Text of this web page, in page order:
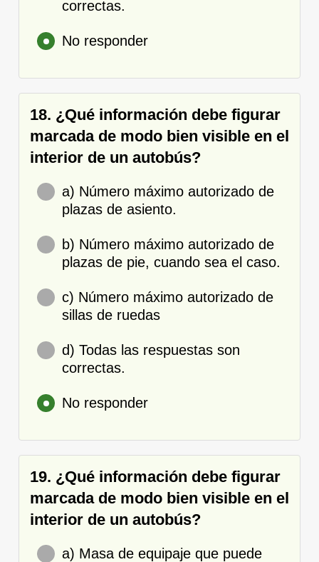
correctas.
No responder
18. ¿Qué información debe figurar
marcada de modo bien visible en el
interior de un autobús?
a) Número máximo autorizado de
plazas de asiento.
b) Número máximo autorizado de
plazas de pie, cuando sea el caso.
c) Número máximo autorizado de
sillas de ruedas
d) Todas las respuestas son
correctas.
No responder
19. ¿Qué información debe figurar
marcada de modo bien visible en el
interior de un autobús?
a) Masa de equipaje que puede